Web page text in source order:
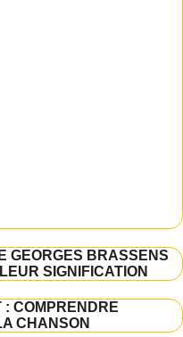
GEORGES BRASSENS
SIGNIFICATION
COMPRENDRE
CHANSON